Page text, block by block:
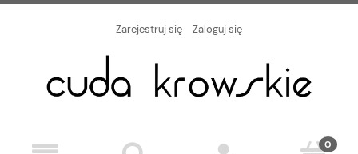
Zarejestruj się Zaloguj się